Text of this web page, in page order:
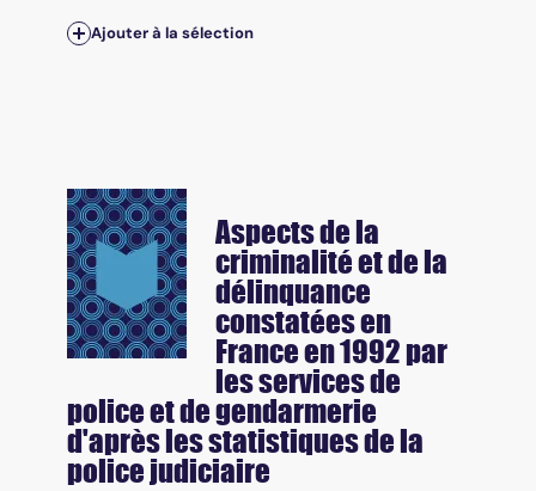
Ajouter à la sélection
Aspects de la
criminalité et de la
délinquance
constatées en
France en 1992 par
les services de
police et de gendarmerie
d'après les statistiques de la
police judiciaire